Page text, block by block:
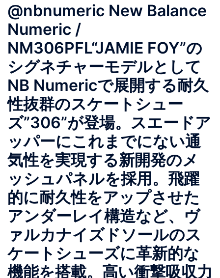
@nbnumeric New Balance
Numeric /
NM306PFL“JAMIE FOY”の
シグネチャーモデルとして
NB Numericで展開する耐久
性抜群のスケートシュー
ズ”306”が登場。スエードア
ッパーにこれまでにない通
気性を実現する新開発のメ
ッシュパネルを採⽤。飛躍
的に耐久性をアップさせた
アンダーレイ構造など、ヴ
ァルカナイズドソールのス
ケートシューズに革新的な
機能を搭載。高い衝撃吸収⼒